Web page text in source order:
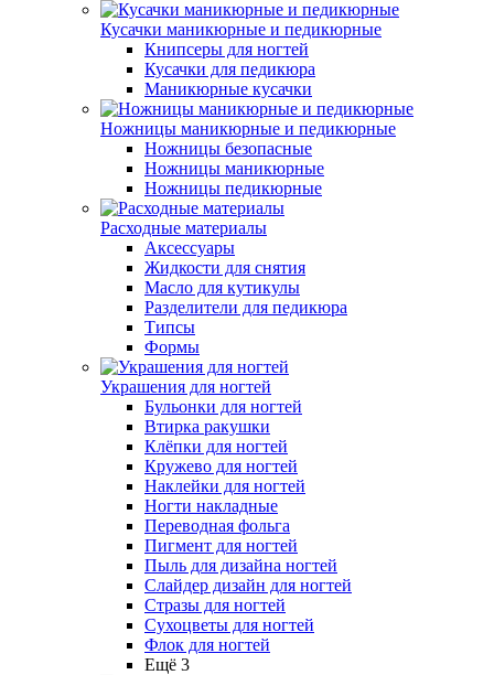
Кусачки маникюрные и педикюрные
Книпсеры для ногтей
Кусачки для педикюра
Маникюрные кусачки
Ножницы маникюрные и педикюрные
Ножницы безопасные
Ножницы маникюрные
Ножницы педикюрные
Расходные материалы
Аксессуары
Жидкости для снятия
Масло для кутикулы
Разделители для педикюра
Типсы
Формы
Украшения для ногтей
Бульонки для ногтей
Втирка ракушки
Клёпки для ногтей
Кружево для ногтей
Наклейки для ногтей
Ногти накладные
Переводная фольга
Пигмент для ногтей
Пыль для дизайна ногтей
Слайдер дизайн для ногтей
Стразы для ногтей
Сухоцветы для ногтей
Флок для ногтей
Ещё 3